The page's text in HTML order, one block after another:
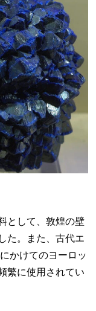
として、敦煌の壁
た。また、古代エ
かけてのヨーロッ
繁に使用されてい